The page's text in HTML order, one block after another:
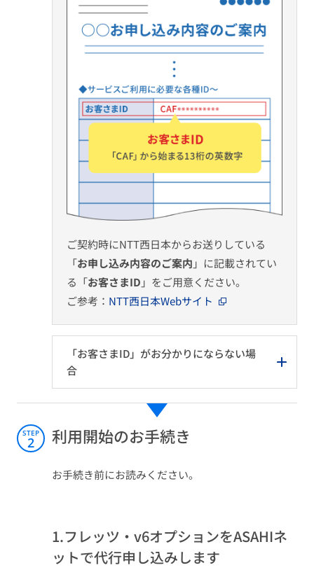
ご契約時にNTT西日本からお送りしている
「お申し込み内容のご案内 」に記載されてい
る「お客さまID 」をご用意ください。
ご参考： NTT西日本Webサイト
「お客さまID」がお分かりにならない場
合
STEP
2 利用開始のお手続き
お手続き前にお読みください。
1.フレッツ・v6オプションをASAHIネ
ットで代行申し込みします